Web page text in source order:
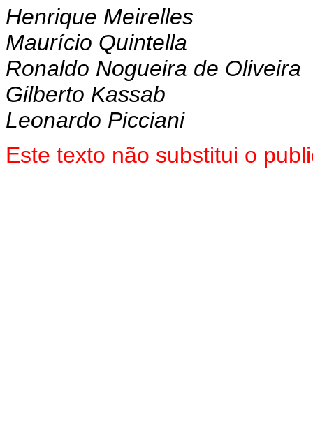
Henrique Meirelles
Maurício Quintella
Ronaldo Nogueira de Oliveira
Gilberto Kassab
Leonardo Picciani
Este texto não substitui o